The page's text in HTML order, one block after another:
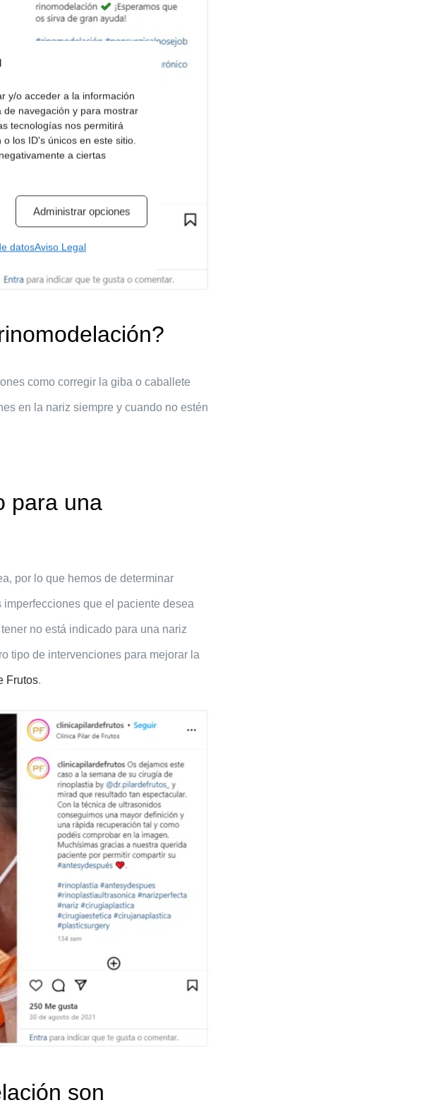
y/o acceder a la información
navegación y para mostrar
tecnologías nos permitirá
los ID's únicos en este sitio.
a ciertas
Administrar opciones
datosAviso Legal
como corregir la giba o caballete
en la nariz siempre y cuando no estén
para una
por lo que hemos de determinar
que el paciente desea
no está indicado para una nariz
tipo de intervenciones para mejorar la
Frutos.
son